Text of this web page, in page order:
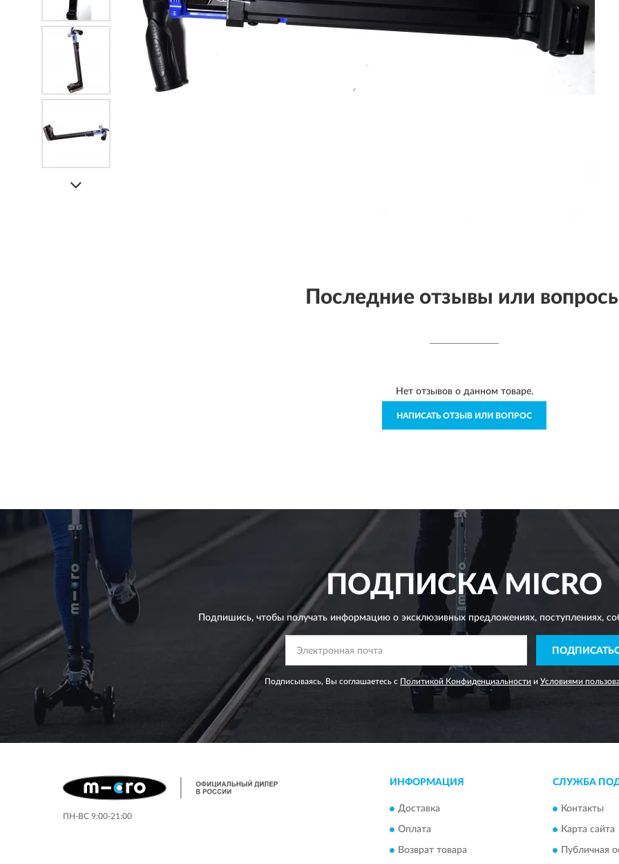
Последние отзывы или
Нет отзывов о данном товаре.
НАПИСАТЬ ОТЗЫВ ИЛИ ВОПРОС
ПОДПИСКАMICRO
Подпишись, чтобы получать информацию о эксклюзивных предложениях,поступлениях,
Подписываясь, Вы соглашаетесь с Политикой Конфиденциальности и Условиями
ПН-ВС 9:00-21:00
ИНФОРМАЦИЯ
Доставка
Оплата
Возврат товара
СЛУЖБА
Контакты
Карта сайта
Публичная